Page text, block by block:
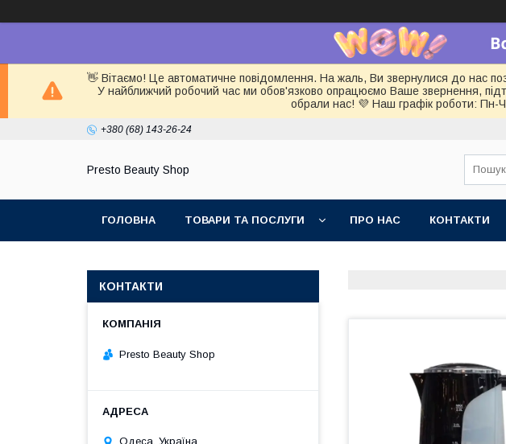
👋 Вітаємо! Це автоматичне повідомлення. На жаль, Ви звернулися до нас
У найближчий робочий час ми обов'язково опрацюємо Ваше звернення,
обрали нас! 💜 Наш графік роботи:
+380 (68) 143-26-24
Presto Beauty Shop
ГОЛОВНА ТОВАРИ ТА ПОСЛУГИ ПРО НАС КОНТАКТИ
КОНТАКТИ
Presto Beauty Shop
Одеса, Україна